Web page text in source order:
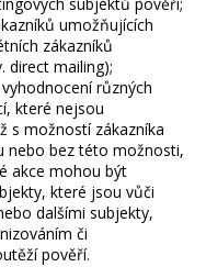
umožňujících
zákazníků
direct mailing);
různých
které nejsou
s možností zákazníka
nebo bez této možnosti,
akce mohou být
které jsou vůči
dalšími subjekty,
či
pověří.